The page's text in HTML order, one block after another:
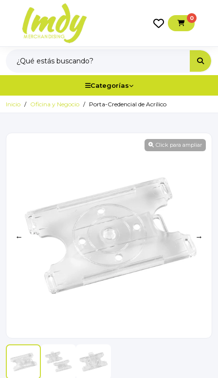
0
Categorías
Inicio Oficina y Negocio Porta-Credencial de Acrílico
Click para ampliar
← →